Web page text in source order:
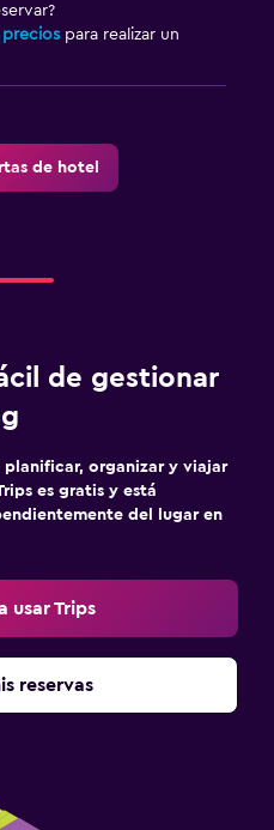
precios para realizar un
de hotel
de gestionar
planificar, organizar y viajar
es gratis y está
del lugar en
usar Trips
reservas